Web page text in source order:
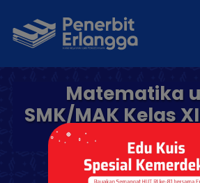
Matematika
SMK/MAK Kelas
Teknologi